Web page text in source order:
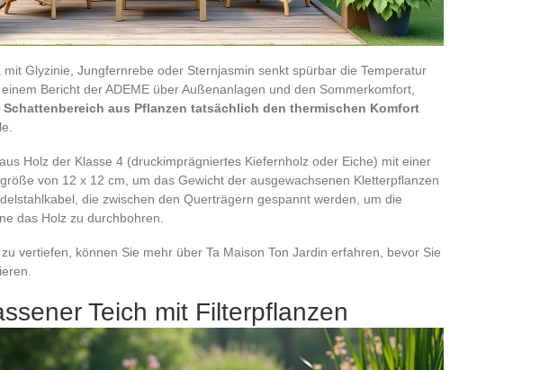
Glyzinie, Jungfernrebe oder Sternjasmin senkt spürbar die Temperatur
Bericht der ADEME über Außenanlagen und den Sommerkomfort,
aus Pflanzen tatsächlich den thermischen Komfort
Holz der Klasse 4 (druckimprägniertes Kiefernholz oder Eiche) mit einer
von 12 x 12 cm, um das Gewicht der ausgewachsenen Kletterpflanzen
die zwischen den Querträgern gespannt werden, um die
das Holz zu durchbohren.
vertiefen, können Sie mehr über Ta Maison Ton Jardin erfahren, bevor Sie
Teich mit Filterpflanzen